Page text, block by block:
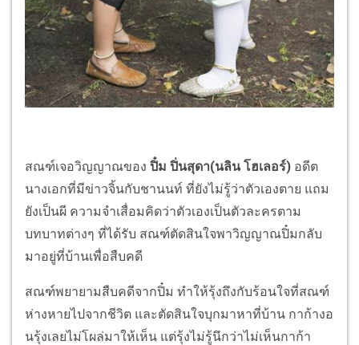
สณฑ์เจอวิญญาณของ ปิ๋ม ปิ่นสุดา(นลิน โฮเลอร์) อดีต
นางเอกที่มีข่าวจิ้นกับชานนท์ ที่ยังไม่รู้ว่าตัวเองตาย แถม
ยังเป็นผี ความจำเสื่อมคิดว่าตัวเองเป็นตัวละครตาม
บทบาทต่างๆ ที่ได้รับ สณฑ์ตัดสินใจพาวิญญาณปิ๋มกลับ
มาอยู่ที่บ้านเพื่อสืบคดี
สณฑ์พยายามสืบคดีจากปิ๋ม ทำให้รุ้งถึงกับร้อนใจที่สณฑ์
ห่างหายไปจากชีวิต และตัดสินใจบุกมาหาที่บ้าน กาก้างอ
นรุ้งเลยไม่โผล่มาให้เห็น แต่รุ้งไม่รู้นึกว่าไม่เห็นกาก้า